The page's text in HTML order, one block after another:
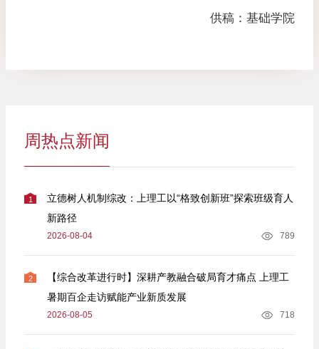
供稿：基础学院
周热点新闻
1
立德树人机制综改：上理工以“格致创新班”探索班级育人
新路径
2026-08-04 789
2
【综合改革进行时】深耕产教融合破局育才痛点 上理工
暑期百企走访赋能产业新质发展
2026-08-05 718